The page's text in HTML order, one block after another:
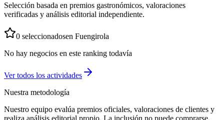
Selección basada en premios gastronómicos, valoraciones
verificadas y análisis editorial independiente.
0 seleccionadosen Fuengirola
No hay negocios en este ranking todavía
Ver todos los actividades
Nuestra metodología
Nuestro equipo evalúa premios oficiales, valoraciones de clientes y
realiza análisis editorial propio. La inclusión no puede comprarse.